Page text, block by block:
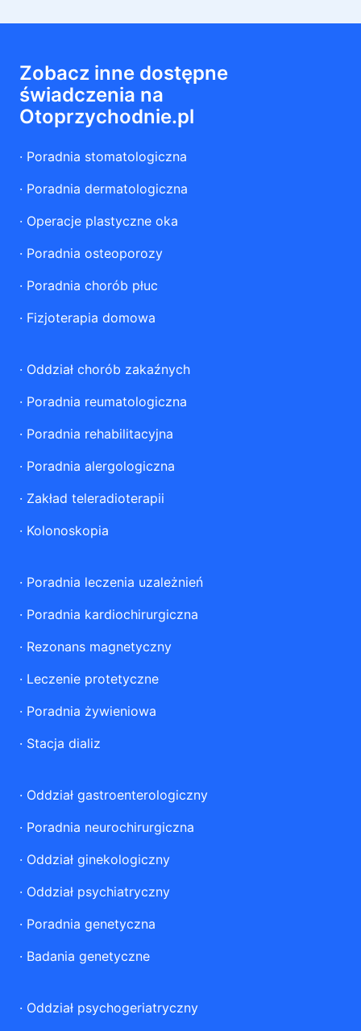
Zobacz inne dostępne
świadczenia na
Otoprzychodnie.pl
· Poradnia stomatologiczna
· Poradnia dermatologiczna
· Operacje plastyczne oka
· Poradnia osteoporozy
· Poradnia chorób płuc
· Fizjoterapia domowa
· Oddział chorób zakaźnych
· Poradnia reumatologiczna
· Poradnia rehabilitacyjna
· Poradnia alergologiczna
· Zakład teleradioterapii
· Kolonoskopia
· Poradnia leczenia uzależnień
· Poradnia kardiochirurgiczna
· Rezonans magnetyczny
· Leczenie protetyczne
· Poradnia żywieniowa
· Stacja dializ
· Oddział gastroenterologiczny
· Poradnia neurochirurgiczna
· Oddział ginekologiczny
· Oddział psychiatryczny
· Poradnia genetyczna
· Badania genetyczne
· Oddział psychogeriatryczny